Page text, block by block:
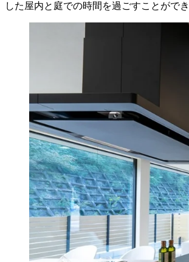
した屋内と庭での時間を過ごすことができ